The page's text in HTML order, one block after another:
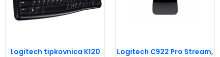
Logitech tipkovnica K120
Logitech C922 Pro Stream,